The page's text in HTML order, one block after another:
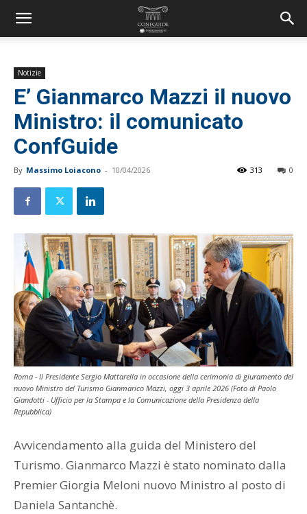
Notizie
E’ Gianmarco Mazzi il nuovo
Ministro: il comunicato
ConfGuide
By Massimo Loiacono - 10/04/2026 0
313
Roma - Il Presidente Sergio Mattarella in occasione della cerimonia di giuramento del
nuovo Ministro del Turismo Gianmarico Mazzi, oggi 3 aprile 2026 (Foto di Paolo
Giandotti - Ufficio per la Stampa e la Comunicazione della Presidenza della
Repubblica)
Avvicendamento alla guida del Ministero del
Turismo. Gianmarco Mazzi è stato nominato dalla
Premier Giorgia Meloni nuovo Ministro al posto di
Daniela Santanchè.